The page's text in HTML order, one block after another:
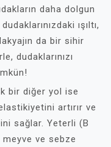
daha dolgun
ışıltı,
da bir sihir
dudaklarınızı
bir diğer yol ise
artırır ve
sağlar. Yeterli (B
meyve ve sebze